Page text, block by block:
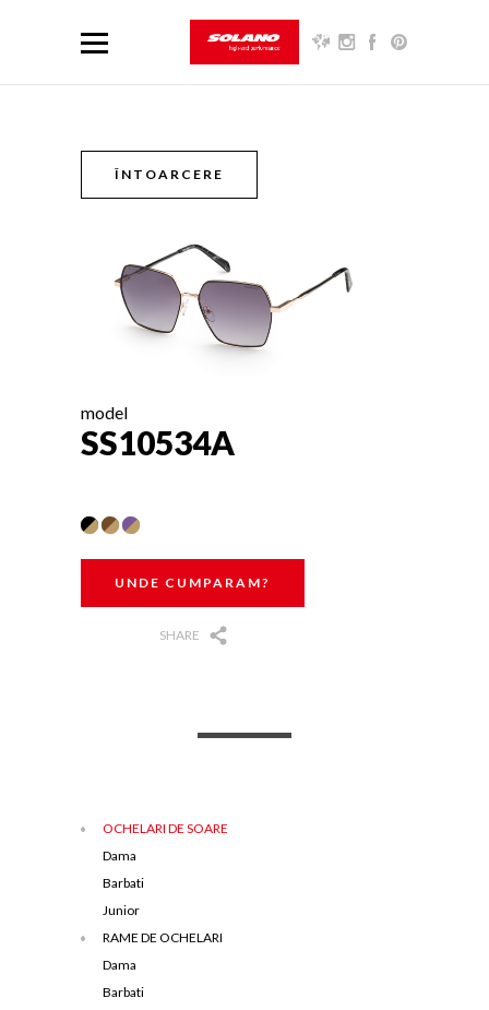
ÎNTOARCERE
model
SS10534A
UNDE CUMPARAM?
SHARE
OCHELARI DE SOARE
Dama
Barbati
Junior
RAME DE OCHELARI
Dama
Barbati